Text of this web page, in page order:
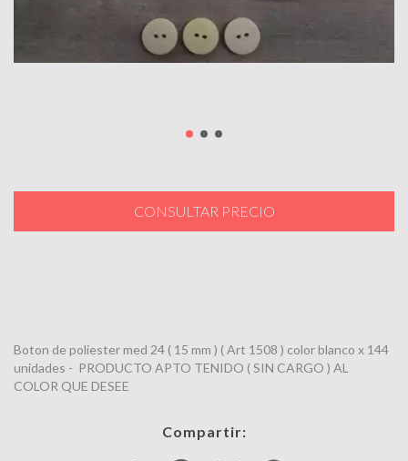
Boton de poliester med 24 ( 15 mm ) ( Art 1508 ) color blanco x 144
unidades - PRODUCTO APTO TENIDO ( SIN CARGO ) AL
COLOR QUE DESEE
Compartir: